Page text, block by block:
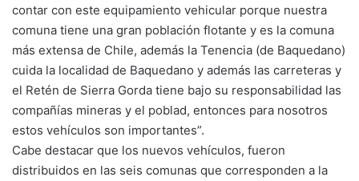
contar con este equipamiento vehicular porque nuestra
comuna tiene una gran población flotante y es la comuna
más extensa de Chile, además la Tenencia (de Baquedano)
cuida la localidad de Baquedano y además las carreteras y
el Retén de Sierra Gorda tiene bajo su responsabilidad las
compañías mineras y el poblad, entonces para nosotros
estos vehículos son importantes”.
Cabe destacar que los nuevos vehículos, fueron
distribuidos en las seis comunas que corresponden a la